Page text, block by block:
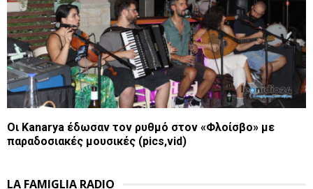
Οι Kanarya έδωσαν τον ρυθμό στον «Φλοίσβο» με
παραδοσιακές μουσικές (pics,vid)
LA FAMIGLIA RADIO